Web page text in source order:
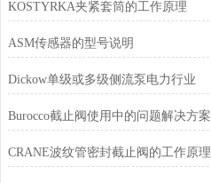
KOSTYRKA夹紧套筒的工作原理
ASM传感器的型号说明
Dickow单级或多级侧流泵电力行业
Burocco截止阀使用中的问题解决方案
CRANE波纹管密封截止阀的工作原理